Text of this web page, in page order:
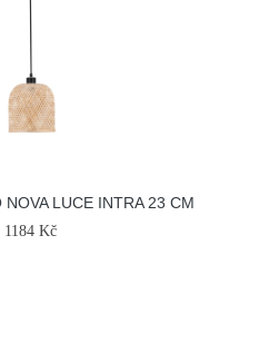
LUCE INTRA 23 CM
1184 Kč